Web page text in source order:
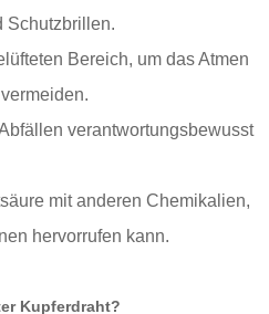
Schutzbrillen.
Bereich, um das Atmen
verantwortungsbewusst
mit anderen Chemikalien,
hervorrufen kann.
Kupferdraht?